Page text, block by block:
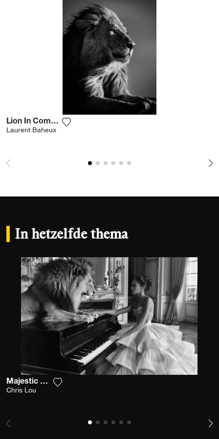
Lion In Compliance 2
Laurent Baheux
In hetzelfde thema
Majestic Melody
Chris Lou